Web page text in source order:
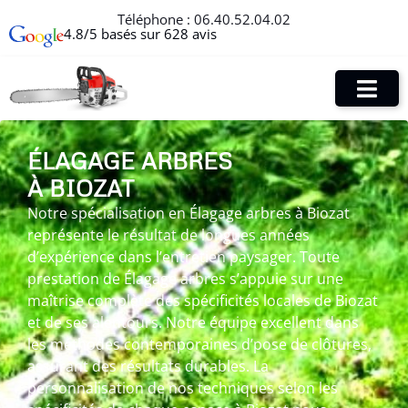
Téléphone : 06.40.52.04.02
4.8/5 basés sur 628 avis
ÉLAGAGE ARBRES
À BIOZAT
Notre spécialisation en Élagage arbres à Biozat
représente le résultat de longues années
d’expérience dans l’entretien paysager. Toute
prestation de Élagage arbres s’appuie sur une
maîtrise complète des spécificités locales de Biozat
et de ses alentours. Notre équipe excellent dans
les méthodes contemporaines d’pose de clôtures,
assurant des résultats durables. La
personnalisation de nos techniques selon les